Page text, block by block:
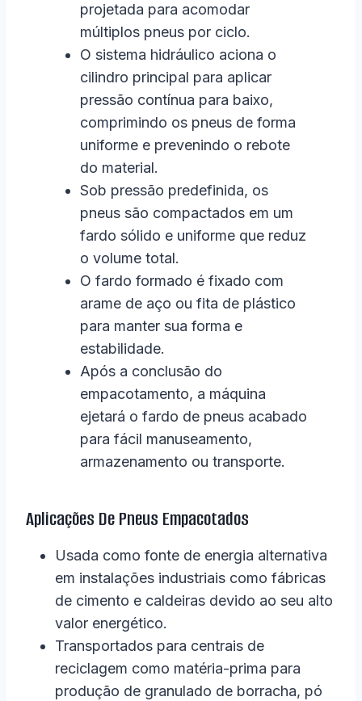
projetada para acomodar
múltiplos pneus por ciclo.
O sistema hidráulico aciona o
cilindro principal para aplicar
pressão contínua para baixo,
comprimindo os pneus de forma
uniforme e prevenindo o rebote
do material.
Sob pressão predefinida, os
pneus são compactados em um
fardo sólido e uniforme que reduz
o volume total.
O fardo formado é fixado com
arame de aço ou fita de plástico
para manter sua forma e
estabilidade.
Após a conclusão do
empacotamento, a máquina
ejetará o fardo de pneus acabado
para fácil manuseamento,
armazenamento ou transporte.
Aplicações De Pneus Empacotados
Usada como fonte de energia alternativa
em instalações industriais como fábricas
de cimento e caldeiras devido ao seu alto
valor energético.
Transportados para centrais de
reciclagem como matéria-prima para
produção de granulado de borracha, pó